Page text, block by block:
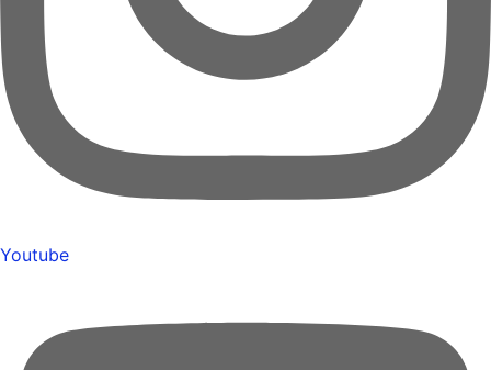
Youtube